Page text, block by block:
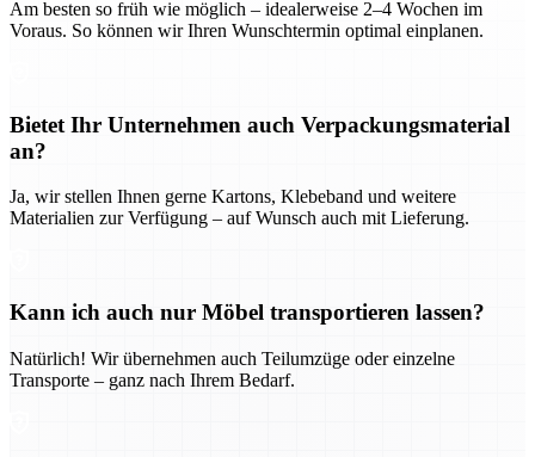
Am besten so früh wie möglich – idealerweise 2–4 Wochen im
Voraus. So können wir Ihren Wunschtermin optimal einplanen.
Bietet Ihr Unternehmen auch Verpackungsmaterial
an?
Ja, wir stellen Ihnen gerne Kartons, Klebeband und weitere
Materialien zur Verfügung – auf Wunsch auch mit Lieferung.
Kann ich auch nur Möbel transportieren lassen?
Natürlich! Wir übernehmen auch Teilumzüge oder einzelne
Transporte – ganz nach Ihrem Bedarf.